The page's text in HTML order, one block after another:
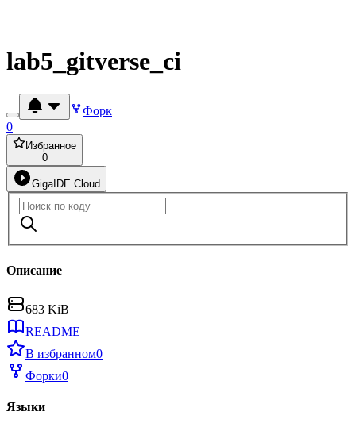
lab5_gitverse_ci
Форк
0
Избранное
0
GigaIDE Cloud
Описание
683 KiB
README
В избранном0
Форки0
Языки